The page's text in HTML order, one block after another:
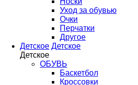
Уход за обувью
Очки
Перчатки
Другое
Детское Детское
Детское
ОБУВЬ
Баскетбол
Кроссовки